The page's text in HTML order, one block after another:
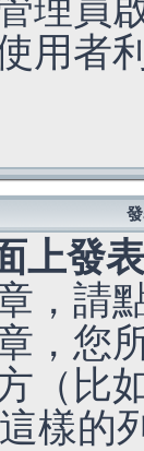
理員
用者
上發
，請
，您
（比
樣的